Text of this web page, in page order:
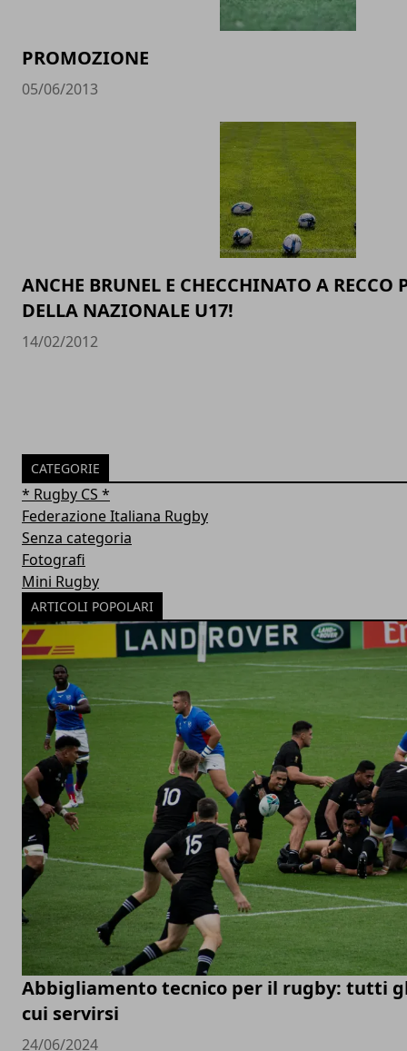
PROMOZIONE
05/06/2013
ANCHE BRUNEL E CHECCHINATO A RECCO
DELLA NAZIONALE U17!
14/02/2012
CATEGORIE
* Rugby CS *
Federazione Italiana Rugby
Senza categoria
Fotografi
Mini Rugby
ARTICOLI POPOLARI
Abbigliamento tecnico per il rugby: tutti
cui servirsi
24/06/2024